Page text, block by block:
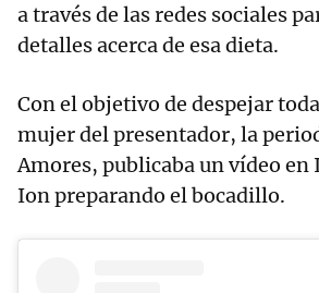
a través de las redes sociales
detalles acerca de esa dieta.
Con el objetivo de despejar
mujer del presentador, la
Amores, publicaba un vídeo en
Ion preparando el bocadillo.